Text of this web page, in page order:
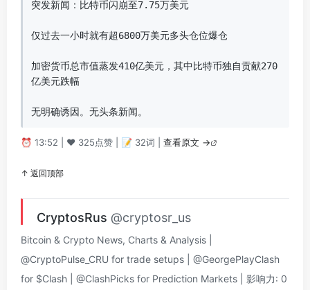
突发新闻：比特币闪崩至7.75万美元
仅过去一小时就有超6800万美元多头仓位爆仓
加密货币总市值蒸发410亿美元，其中比特币独自贡献270
亿美元跌幅
无明确诱因。无头条新闻。
⏰ 13:52 | ❤️ 325点赞 | 📝 32词 | 查看原文 →
↑ 返回顶部
CryptosRus @cryptosr_us
Bitcoin & Crypto News, Charts & Analysis |
@CryptoPulse_CRU for trade setups | @GeorgePlayClash
for $Clash | @ClashPicks for Prediction Markets | 影响力: 0